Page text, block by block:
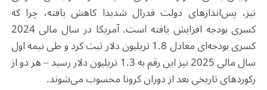
نیز، پس‌اندازهای دولت فدرال شدیدا کاهش یافته، چرا که
کسری بودجه افزایش یافته است. آمریکا در سال مالی 2024
کسری بودجه‌ای معادل 1.8 تریلیون دلار ثبت کرد و طی نیمه اول
سال مالی 2025 نیز این رقم به 1.3 تریلیون دلار رسید – هر دو از
رکوردهای تاریخی بعد از دوران کرونا محسوب می‌شوند.